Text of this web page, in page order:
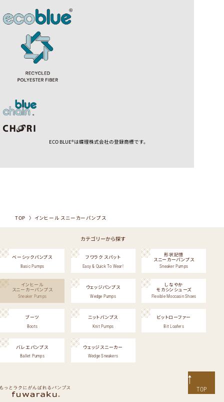
ECO BLUE®は蝶理株式会社の登録商標です。
TOP インヒール スニーカーパンプス
カテゴリーから探す
ベーシックパンプス
Basic Pumps
フワラク スパット
Easy & Quick To Wear!
形状記憶
スニーカーパンプス
Sneaker Pumps
インヒール
スニーカーパンプス
Sneaker Pumps
ウェッジパンプス
Wedge Pumps
しなやか
モカシンシューズ
Flexible Moccasin Shoes
ブーツ
Boots
ニットパンプス
Knit Pumps
ビットローファー
Bit Loafers
バレエパンプス
Ballet Pumps
ウェッジスニーカー
Wedge Sneakers
TOP